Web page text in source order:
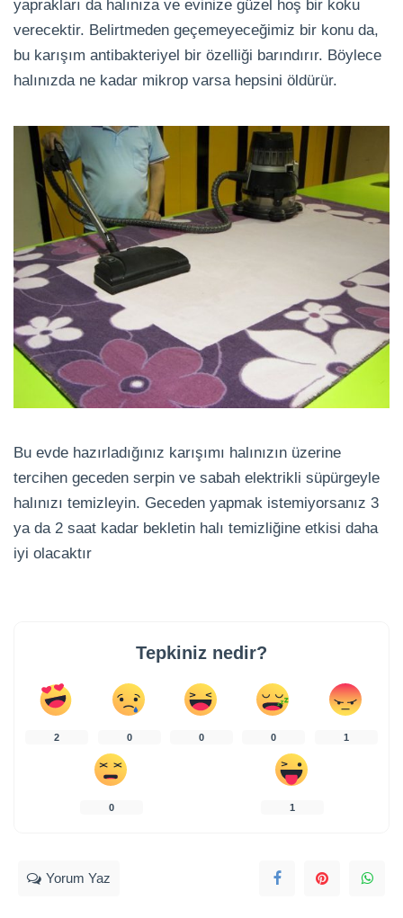
yaprakları da halınıza ve evinize güzel hoş bir koku
verecektir. Belirtmeden geçemeyeceğimiz bir konu da,
bu karışım antibakteriyel bir özelliği barındırır. Böylece
halınızda ne kadar mikrop varsa hepsini öldürür.
Bu evde hazırladığınız karışımı halınızın üzerine
tercihen geceden serpin ve sabah elektrikli süpürgeyle
halınızı temizleyin. Geceden yapmak istemiyorsanız 3
ya da 2 saat kadar bekletin halı temizliğine etkisi daha
iyi olacaktır
Tepkiniz nedir?
2 0 0 0 1
0 1
Yorum Yaz